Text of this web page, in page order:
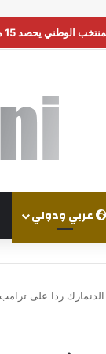
إسرائيلي: واشنطن
عربي ودولي
ردا على